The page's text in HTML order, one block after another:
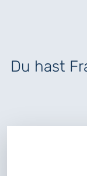
Du hast